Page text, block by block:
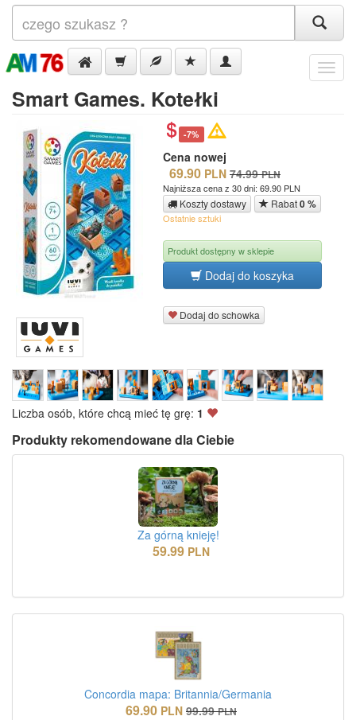
Menu
Smart Games. Kotełki
-7%
Cena nowej
69.90 PLN 74.99 PLN
Najniższa cena z 30 dni: 69.90 PLN
Koszty dostawy Rabat0 %
Ostatnie sztuki
Produkt dostępny w sklepie
Dodaj do koszyka
Dodaj do schowka
Liczba osób, które chcą mieć tę grę: 1
Produkty rekomendowane dla Ciebie
Za górną knieję!
59.99 PLN
Concordia mapa: Britannia/Germania
69.90 PLN 99.99 PLN